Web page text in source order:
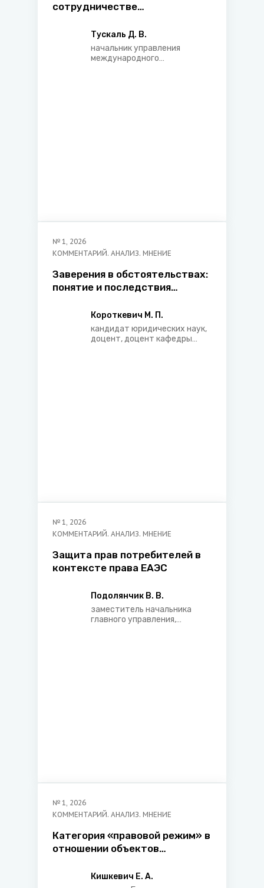
сотрудничестве
Республики Беларусь
Тускаль Д. В.
начальник управления
международного
№ 1, 2026
КОММЕНТАРИЙ. АНАЛИЗ. МНЕНИЕ
Заверения в обстоятельствах:
понятие и последствия
Короткевич М. П.
кандидат юридических наук,
доцент, доцент кафедры
№ 1, 2026
КОММЕНТАРИЙ. АНАЛИЗ. МНЕНИЕ
Защита прав потребителей в
контексте права ЕАЭС
Подолянчик В. В.
заместитель начальника
главного управления,
№ 1, 2026
КОММЕНТАРИЙ. АНАЛИЗ. МНЕНИЕ
Категория «правовой режим» в
отношении объектов
собственности
Кишкевич Е. А.